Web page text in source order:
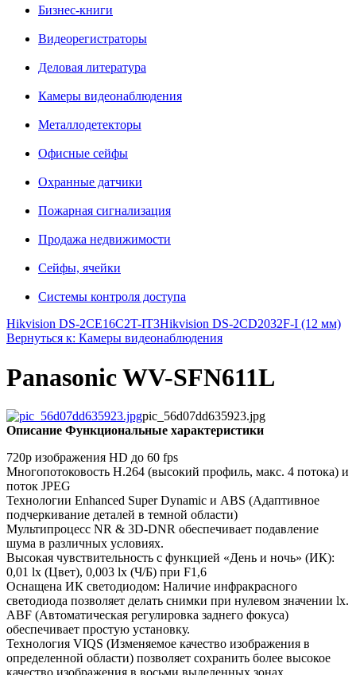
Бизнес-книги
Видеорегистраторы
Деловая литература
Камеры видеонаблюдения
Металлодетекторы
Офисные сейфы
Охранные датчики
Пожарная сигнализация
Продажа недвижимости
Сейфы, ячейки
Системы контроля доступа
Hikvision DS-2CE16C2T-IT3Hikvision DS-2CD2032F-I (12 мм)
Вернуться к: Камеры видеонаблюдения
Panasonic WV-SFN611L
pic_56d07dd635923.jpg
Описание Функциональные характеристики
720p изображения HD до 60 fps
Многопотоковость H.264 (высокий профиль, макс. 4 потока) и
поток JPEG
Технологии Enhanced Super Dynamic и ABS (Адаптивное
подчеркивание деталей в темной области)
Мультипроцесс NR & 3D-DNR обеспечивает подавление
шума в различных условиях.
Высокая чувствительность с функцией «День и ночь» (ИК):
0,01 lx (Цвет), 0,003 lx (Ч/Б) при F1,6
Оснащена ИК светодиодом: Наличие инфракрасного
светодиода позволяет делать снимки при нулевом значении lx.
ABF (Автоматическая регулировка заднего фокуса)
обеспечивает простую установку.
Технология VIQS (Изменяемое качество изображения в
определенной области) позволяет сохранить более высокое
качество изображения в восьми выделенных зонах.